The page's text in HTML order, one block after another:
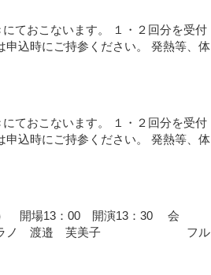
ておこないます。 １・２回分を受付
込時にご持参ください。 発熱等、体
ておこないます。 １・２回分を受付
込時にご持参ください。 発熱等、体
開場13：00 開演13：30 会
ソプラノ 渡邉 芙美子 フル